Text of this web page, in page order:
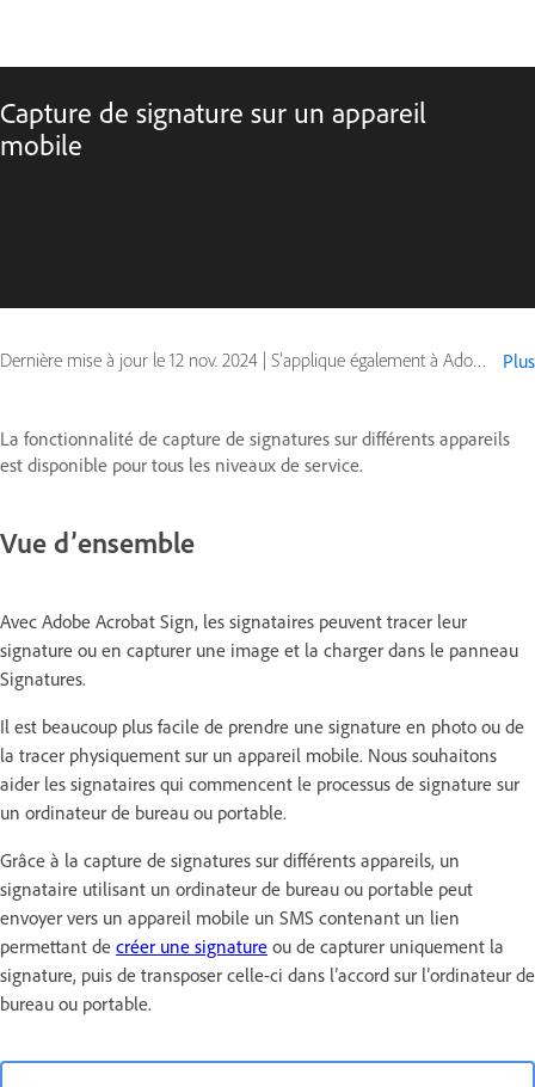
Capture de signature sur un appareil
mobile
Dernière mise à jour le 12 nov. 2024 | S’applique également à Adobe Acrobat Sign - Mobile Plus
La fonctionnalité de capture de signatures sur différents appareils
est disponible pour tous les niveaux de service.
Vue d’ensemble
Avec Adobe Acrobat Sign, les signataires peuvent tracer leur
signature ou en capturer une image et la charger dans le panneau
Signatures.
Il est beaucoup plus facile de prendre une signature en photo ou de
la tracer physiquement sur un appareil mobile. Nous souhaitons
aider les signataires qui commencent le processus de signature sur
un ordinateur de bureau ou portable.
Grâce à la capture de signatures sur différents appareils, un
signataire utilisant un ordinateur de bureau ou portable peut
envoyer vers un appareil mobile un SMS contenant un lien
permettant de créer une signature ou de capturer uniquement la
signature, puis de transposer celle-ci dans l’accord sur l’ordinateur de
bureau ou portable.